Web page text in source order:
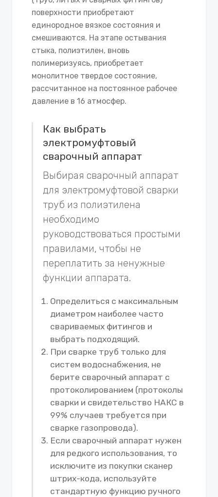
поверхности приобретают
единородное вязкое состояния и
смешиваются. На этапе остывания
стыка, полиэтилен, вновь
полимеризуясь, приобретает
монолитное твердое состояние,
рассчитанное на постоянное рабочее
давление в 16 атмосфер.
Как выбрать
электромуфтовый
сварочный аппарат
Выбирая сварочный аппарат
для электромуфтовой сварки
труб из полиэтилена
необходимо
руководствоваться простыми
правилами, чтобы не
переплатить за ненужные
функции аппарата.
Определиться с максимальным
диаметром наиболее часто
свариваемых фитингов и
выбрать подходящий.
При сварке труб только для
систем водоснабжения, не
берите сварочный аппарат с
протоколированием (протоколы
сварки и свидетельство НАКС в
99% случаев требуется при
сварке газопровода).
Если сварочный аппарат нужен
для редкого использования, то
исключите из покупки сканер
штрих-кода, используйте
стандартную функцию ручного